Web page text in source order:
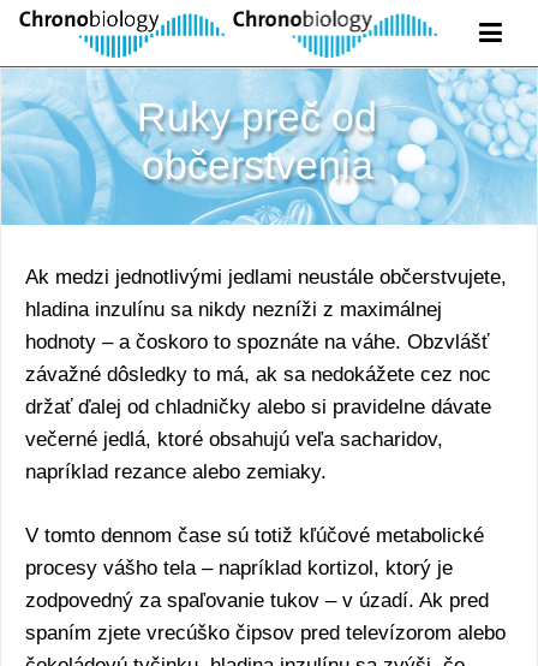
Ruky preč od
občerstvenia
Ak medzi jednotlivými jedlami neustále občerstvujete,
hladina inzulínu sa nikdy nezníži z maximálnej
hodnoty – a čoskoro to spoznáte na váhe. Obzvlášť
závažné dôsledky to má, ak sa nedokážete cez noc
držať ďalej od chladničky alebo si pravidelne dávate
večerné jedlá, ktoré obsahujú veľa sacharidov,
napríklad rezance alebo zemiaky.
V tomto dennom čase sú totiž kľúčové metabolické
procesy vášho tela – napríklad kortizol, ktorý je
zodpovedný za spaľovanie tukov – v úzadí. Ak pred
spaním zjete vrecúško čipsov pred televízorom alebo